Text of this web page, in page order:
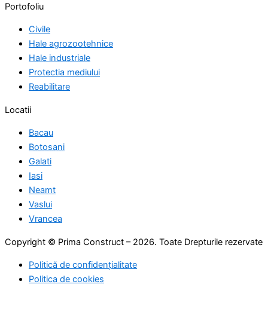
Portofoliu
Civile
Hale agrozootehnice
Hale industriale
Protectia mediului
Reabilitare
Locatii
Bacau
Botosani
Galati
Iasi
Neamt
Vaslui
Vrancea
Copyright © Prima Construct – 2026. Toate Drepturile rezervate
Politică de confidențialitate
Politica de cookies